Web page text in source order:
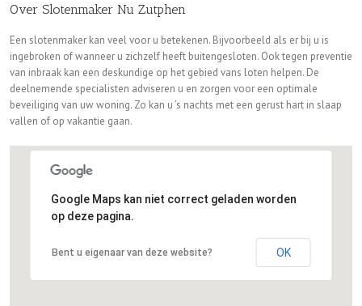
Over Slotenmaker Nu Zutphen
Een slotenmaker kan veel voor u betekenen. Bijvoorbeeld als er bij u is
ingebroken of wanneer u zichzelf heeft buitengesloten. Ook tegen preventie
van inbraak kan een deskundige op het gebied vans loten helpen. De
deelnemende specialisten adviseren u en zorgen voor een optimale
beveiliging van uw woning. Zo kan u ’s nachts met een gerust hart in slaap
vallen of op vakantie gaan.
Google Maps kan niet correct geladen worden
op deze pagina.
Bent u eigenaar van deze website? OK